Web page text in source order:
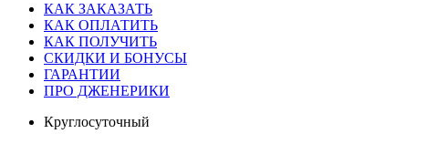
КАК ЗАКАЗАТЬ
КАК ОПЛАТИТЬ
КАК ПОЛУЧИТЬ
СКИДКИ И БОНУСЫ
ГАРАНТИИ
ПРО ДЖЕНЕРИКИ
Круглосуточный